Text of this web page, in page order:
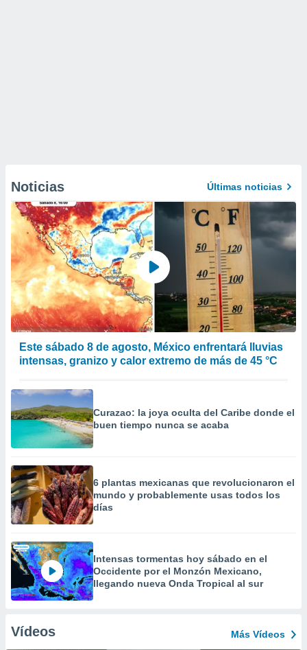
Noticias Últimas noticias
Este sábado 8 de agosto, México enfrentará lluvias
intensas, granizo y calor extremo de más de 45 °C
Curazao: la joya oculta del Caribe donde el
buen tiempo nunca se acaba
6 plantas mexicanas que revolucionaron el
mundo y probablemente usas todos los
días
Intensas tormentas hoy sábado en el
Occidente por el Monzón Mexicano,
llegando nueva Onda Tropical al sur
Vídeos Más Vídeos